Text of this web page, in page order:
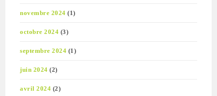
novembre 2024 (1)
octobre 2024 (3)
septembre 2024 (1)
juin 2024 (2)
avril 2024 (2)